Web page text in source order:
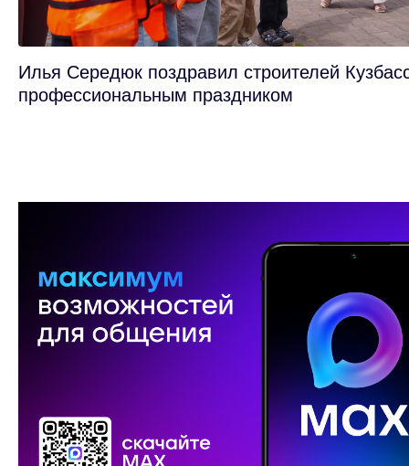
Илья Середюк поздравил строителей
профессиональным праздником